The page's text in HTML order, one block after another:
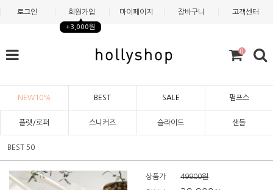
로그인 회원가입
+3,000원
마이페이지 장바구니 고객센터
0
NEW10% BEST SALE 펌프스
플랫/로퍼 스니커즈 슬라이드 샌들
BEST 50
상품가 49900원